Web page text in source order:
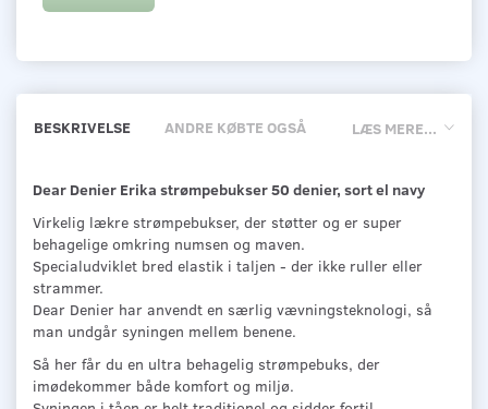
LÆS MERE...
BESKRIVELSE ANDRE KØBTE OGSÅ
Dear Denier Erika strømpebukser 50 denier, sort el navy
Virkelig lækre strømpebukser, der støtter og er super
behagelige omkring numsen og maven.
Specialudviklet bred elastik i taljen - der ikke ruller eller
strammer.
Dear Denier har anvendt en særlig vævningsteknologi, så
man undgår syningen mellem benene.
Så her får du en ultra behagelig strømpebuks, der
imødekommer både komfort og miljø.